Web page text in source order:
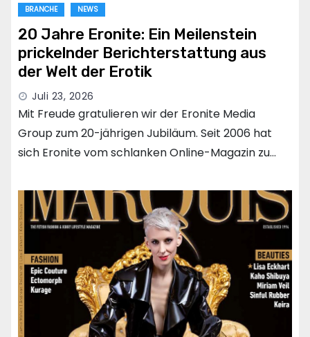
BRANCHE NEWS
20 Jahre Eronite: Ein Meilenstein
prickelnder Berichterstattung aus
der Welt der Erotik
Juli 23, 2026
Mit Freude gratulieren wir der Eronite Media
Group zum 20-jährigen Jubiläum. Seit 2006 hat
sich Eronite vom schlanken Online-Magazin zu…